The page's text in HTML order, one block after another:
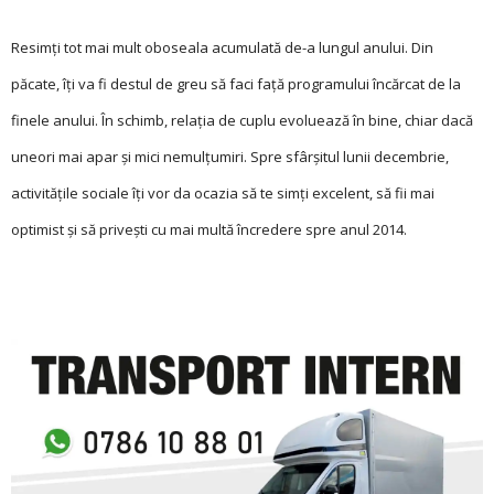
Resimți tot mai mult oboseala acumulată de-a lungul anului. Din
păcate, îți va fi destul de greu să faci față programului încărcat de la
finele anului. În schimb, relația de cuplu evoluează în bine, chiar dacă
uneori mai apar și mici nemulțumiri. Spre sfâr­șitul lunii decembrie,
activitățile sociale îți vor da ocazia să te simți excelent, să fii mai
optimist și să privești cu mai multă încredere spre anul 2014.